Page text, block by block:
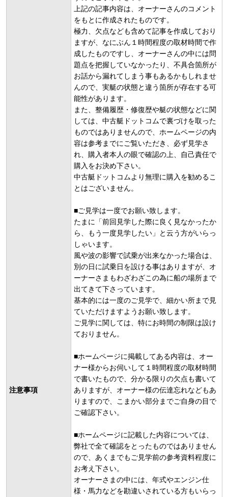
注意事項
上記の記事内容は、オーナーさんのコメント
をもとに作成されたものです。
極力、欠点なども含めて記事を作成しており
ますが、なにぶん１時間程度の取材時間で作
成したものですし、オーナーさんの中には問
題点を把握していなかったり、不具合箇所が
お話から漏れてしまう事もあるかもしれませ
んので、実艇の状態と違う箇所が存在する可
能性があります。
また、整備履歴・修復歴や艇の状態などに関
しては、中古艇ドットコムで裏づけを取った
ものではありませんので、ホームページの内
容は参考までにご覧いただき、必ず見学さ
れ、購入者本人の眼で確認の上、自己責任で
購入をお決め下さい。
中古艇ドットコムより無理に購入を勧めるこ
とはございません。
■ご見学は一度でお願い致します。
たまに「前回見学した際に良く見なかったか
ら、もう一度見学したい」と云う方がいらっ
しゃいます。
風や波の影響で試乗が出来なかった場合は、
別の日に試乗日を設ける事はありますが、オ
ーナーさまもわざわざこの為に船の場所まで
出てきて下さっています。
基本的には一度のご見学で、細かい所まで見
ていただけますようお願い致します。
ご見学に関しては、特にお時間の制限は設け
ておりません。
■ホームページに掲載してある内容は、オー
ナー様からお伺いして１時間程度の取材時間
で書いたもので、分かる限りの欠点も書いて
ありますが、オーナー様の伝達忘れなどもあ
りますので、こまかい部分までご自身の目で
ご確認下さい。
■ホームページに記載した内容については、
弊社で全て確認をとったものではありません
ので、あくまでもご見学前の参考資料程度に
お考え下さい。
オーナーさまの中には、年式やエンジン仕
様・馬力などを勘違いされている方もいらっ